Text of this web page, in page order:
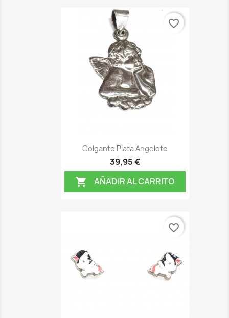
Colgante Plata Angelote
39,95 €
 AÑADIR AL CARRITO
favorite_border
favorite_border